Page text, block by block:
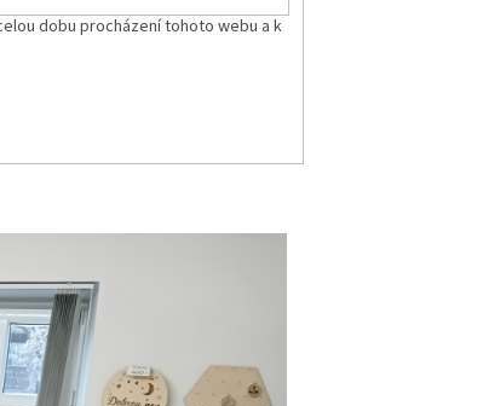
dobu procházení tohoto webu a k